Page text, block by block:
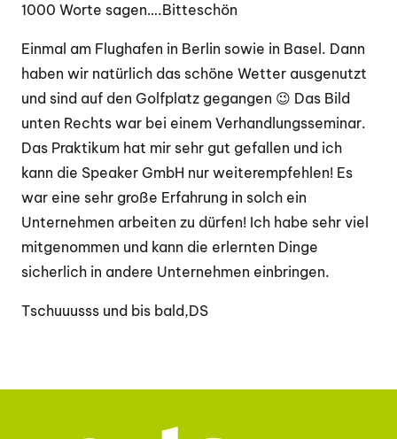
1000 Worte sagen….Bitteschön
Einmal am Flughafen in Berlin sowie in Basel. Dann
haben wir natürlich das schöne Wetter ausgenutzt
und sind auf den Golfplatz gegangen 😉 Das Bild
unten Rechts war bei einem Verhandlungsseminar.
Das Praktikum hat mir sehr gut gefallen und ich
kann die Speaker GmbH nur weiterempfehlen! Es
war eine sehr große Erfahrung in solch ein
Unternehmen arbeiten zu dürfen! Ich habe sehr viel
mitgenommen und kann die erlernten Dinge
sicherlich in andere Unternehmen einbringen.
Tschuuusss und bis bald,DS